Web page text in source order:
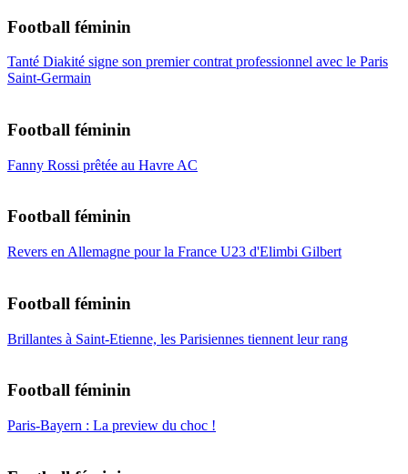
Football féminin
Tanté Diakité signe son premier contrat professionnel avec le Paris
Saint-Germain
Football féminin
Fanny Rossi prêtée au Havre AC
Football féminin
Revers en Allemagne pour la France U23 d'Elimbi Gilbert
Football féminin
Brillantes à Saint-Etienne, les Parisiennes tiennent leur rang
Football féminin
Paris-Bayern : La preview du choc !